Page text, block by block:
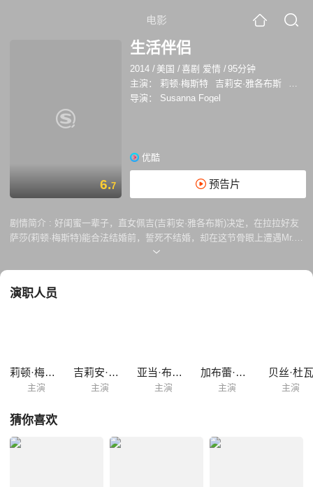
电影
6.7
生活伴侣
2014 / 美国 /喜剧 爱情 /95分钟
主演：
莉顿·梅斯特 吉莉安·雅各布斯
亚当
导演：
Susanna Fogel
优酷
预告片
剧情简介 : 好闺蜜一辈子，直女佩吉(吉莉安·雅各布斯)决定，在拉拉好友
萨莎(莉顿·梅斯特)能合法结婚前，誓死不结婚，却在这节骨眼上遭遇Mr.
演职人员
莉顿·梅斯特
主演
吉莉安·雅各布斯
主演
亚当·布罗迪
主演
加布蕾·丝迪贝
主演
贝丝·杜瓦
主演
猜你喜欢